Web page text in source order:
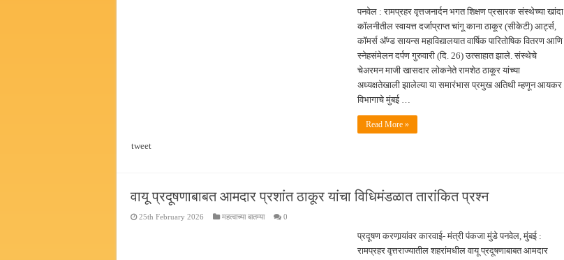
पनवेल : रामप्रहर वृत्तजनार्दन भगत शिक्षण प्रसारक संस्थेच्या खांदा
कॉलनीतील स्वायत्त दर्जाप्राप्त चांगू काना ठाकूर (सीकेटी) आर्ट्स,
कॉमर्स अ‍ॅण्ड सायन्स महाविद्यालयात वार्षिक पारितोषिक वितरण आणि
स्नेहसंमेलन दर्पण गुरुवारी (दि. 26) उत्साहात झाले. संस्थेचे
चेअरमन माजी खासदार लोकनेते रामशेठ ठाकूर यांच्या
अध्यक्षतेखाली झालेल्या या समारंभास प्रमुख अतिथी म्हणून आयकर
विभागाचे मुंबई …
Read More »
tweet
वायू प्रदूषणाबाबत आमदार प्रशांत ठाकूर यांचा विधिमंडळात तारांकित प्रश्न
25th February 2026 महत्वाच्या बातम्या 0
प्रदूषण करणार्‍यांवर कारवाई- मंत्री पंकजा मुंडे पनवेल, मुंबई :
रामप्रहर वृत्तराज्यातील शहरांमधील वायू प्रदूषणाबाबत आमदार